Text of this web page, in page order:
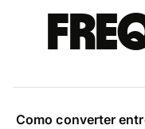
Como converter